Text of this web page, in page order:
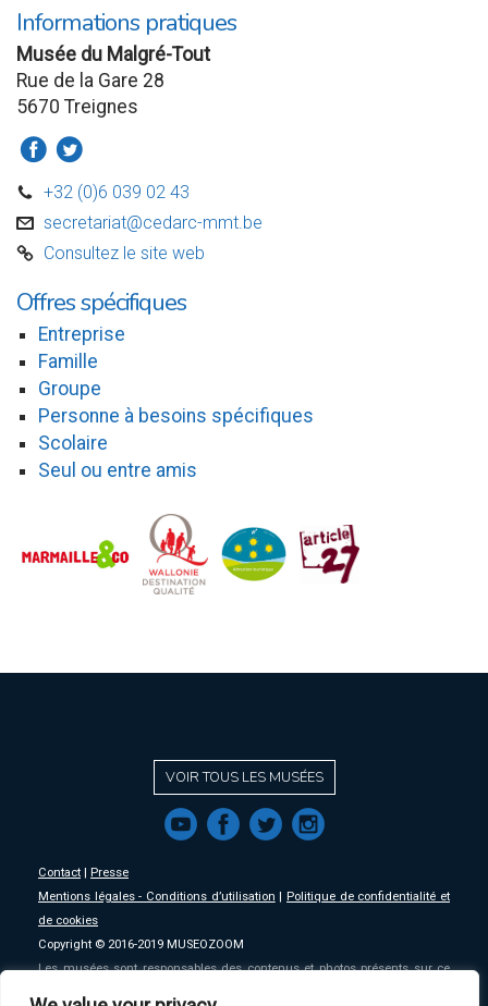
Informations pratiques
Musée du Malgré-Tout
Rue de la Gare 28
5670 Treignes
a b
D +32 (0)6 039 02 43
v secretariat@cedarc-mmt.be
C Consultez le site web
Offres spécifiques
Entreprise
Famille
Groupe
Personne à besoins spécifiques
Scolaire
Seul ou entre amis
VOIR TOUS LES MUSÉES
f a b e
Contact | Presse
Mentions légales - Conditions d’utilisation | Politique de confidentialité et
de cookies
Copyright © 2016-2019 MUSEOZOOM
Les musées sont responsables des contenus et photos présents sur ce